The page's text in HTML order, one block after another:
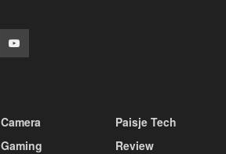
Camera
Gaming
Paisje Tech
Review